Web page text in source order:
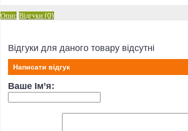
Опис Відгуки (0)
Відгуки для даного товару відсутні
Написати відгук
Ваше Ім’я: